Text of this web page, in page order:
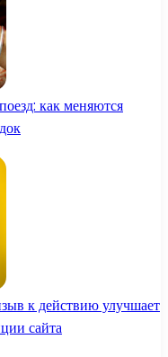
как меняются
к действию улучшает
сайта